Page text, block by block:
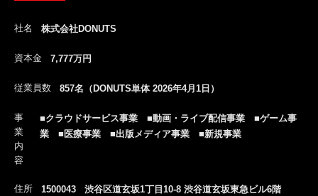
社名 株式会社DONUTS
資本金 7,777万円
従業員数 857名（DONUTS単体 2026年4月1日）
事
業
内
容
■クラウドサービス事業 ■動画・ライブ配信事業 ■ゲーム事
業 ■医療事業 ■出版メディア事業 ■新規事業
住所 1500043 渋谷区道玄坂1丁目10-8 渋谷道玄坂東急ビル6階